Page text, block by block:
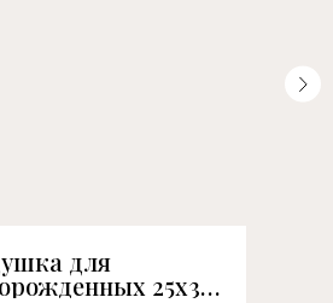
для
25х30.